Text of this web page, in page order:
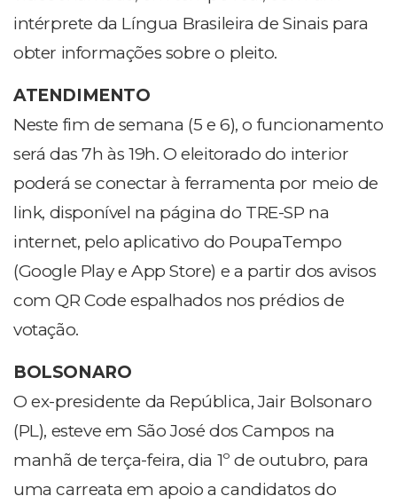
intérprete da Língua Brasileira de Sinais para
obter informações sobre o pleito.
ATENDIMENTO
Neste fim de semana (5 e 6), o funcionamento
será das 7h às 19h. O eleitorado do interior
poderá se conectar à ferramenta por meio de
link, disponível na página do TRE-SP na
internet, pelo aplicativo do PoupaTempo
(Google Play e App Store) e a partir dos avisos
com QR Code espalhados nos prédios de
votação.
BOLSONARO
O ex-presidente da República, Jair Bolsonaro
(PL), esteve em São José dos Campos na
manhã de terça-feira, dia 1º de outubro, para
uma carreata em apoio a candidatos do